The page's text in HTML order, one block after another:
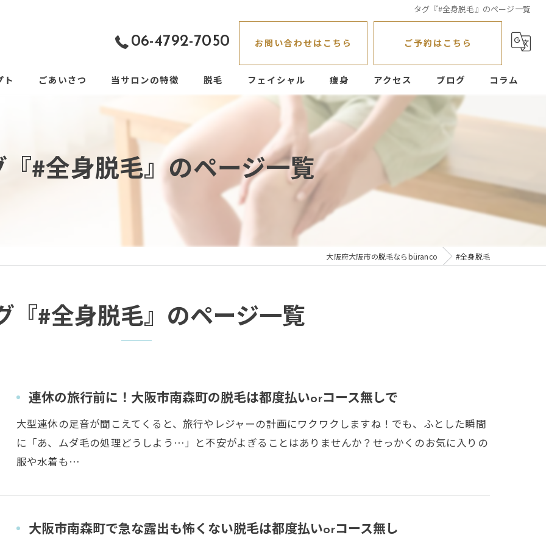
タグ『#全身脱毛』のページ一覧
06-4792-7050 お問い合わせはこちら ご予約はこちら
ト ごあいさつ 当サロンの特徴
都度払い
痛くない
脱毛 フェイシャル 痩身 アクセス ブログ コラム
『#全身脱毛』のページ一覧
大阪府大阪市の脱毛ならbüranco #全身脱毛
『#全身脱毛』のページ一覧
連休の旅行前に！大阪市南森町の脱毛は都度払いorコース無しで
大型連休の足音が聞こえてくると、旅行やレジャーの計画にワクワクしますね！でも、ふとした瞬間
に「あ、ムダ毛の処理どうしよう…」と不安がよぎることはありませんか？せっかくのお気に入りの
服や水着も…
大阪市南森町で急な露出も怖くない脱毛は都度払いorコース無し